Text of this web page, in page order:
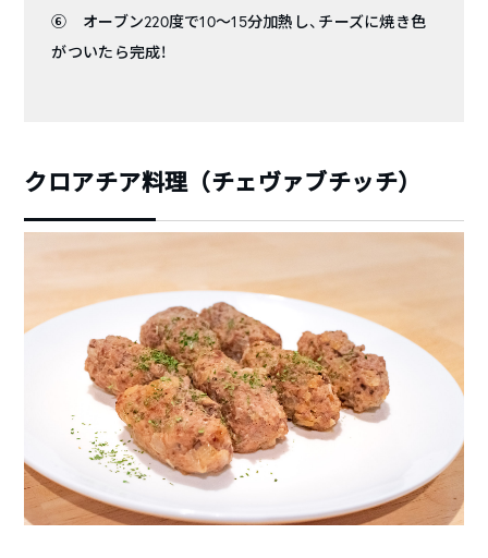
⑥ オーブン220度で10〜15分加熱し、チーズに焼き色
がついたら完成！
クロアチア料理（チェヴァブチッチ）